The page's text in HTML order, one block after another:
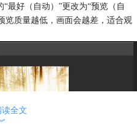
“最好（自动）”更改为“预览（自
览质量越低，画面会越差，适合观
读全文